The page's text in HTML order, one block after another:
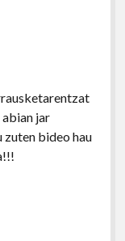
jar
bideo hau